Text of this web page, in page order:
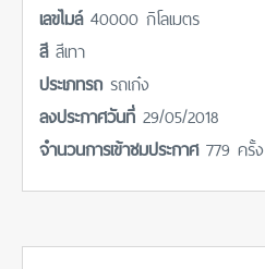
เลขไมล์ 40000 กิโลเมตร
สี สีเทา
ประเภทรถ รถเก๋ง
ลงประกาศวันที่ 29/05/2018
จำนวนการเข้าชมประกาศ 779 ครั้ง